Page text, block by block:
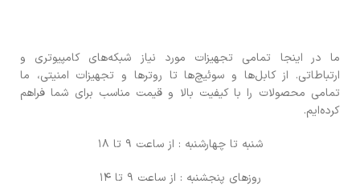
ما در اینجا تمامی تجهیزات مورد نیاز شبکه‌های کامپیوتری و
ارتباطاتی. از کابل‌ها و سوئیچ‌ها تا روترها و تجهیزات امنیتی، ما
تمامی محصولات را با کیفیت بالا و قیمت مناسب برای شما فراهم
کرده‌ایم.
شنبه تا چهارشنبه : از ساعت 9 تا 18
روزهای پنجشنبه : از ساعت 9 تا 14